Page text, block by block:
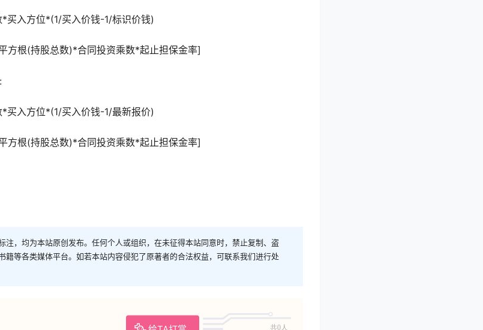
买入方位*(1/买入价钱-1/标识价钱)
方根(持股总数)*合同投资乘数*起止担保金率]
买入方位*(1/买入价钱-1/最新报价)
方根(持股总数)*合同投资乘数*起止担保金率]
注，均为本站原创发布。任何个人或组织，在未征得本站同意时，禁止复制、盗
籍等各类媒体平台。如若本站内容侵犯了原著者的合法权益，可联系我们进行处
共0人